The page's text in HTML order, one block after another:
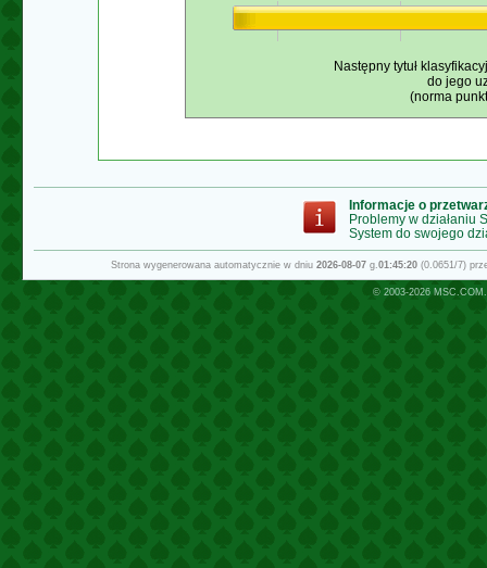
Następny tytuł
do jego
(norma
Informacje o
Problemy w działaniu
System do swojego
Strona wygenerowana automatycznie w dniu 2026-08-07g.01:45:20(0.0651/7)
© 2003-2026